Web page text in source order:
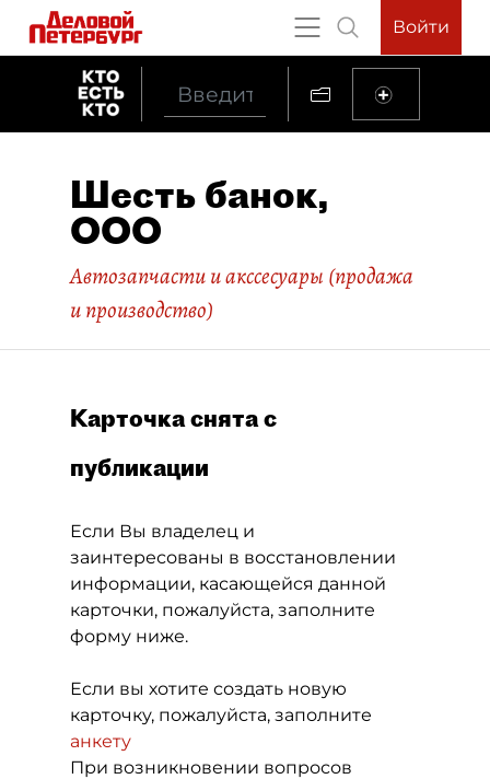
Войти
Шесть банок,
ООО
Автозапчасти и акссесуары (продажа
и производство)
Карточка снята с
публикации
Если Вы владелец и
заинтересованы в восстановлении
информации, касающейся данной
карточки, пожалуйста, заполните
форму ниже.
Если вы хотите создать новую
карточку, пожалуйста, заполните
анкету
При возникновении вопросов